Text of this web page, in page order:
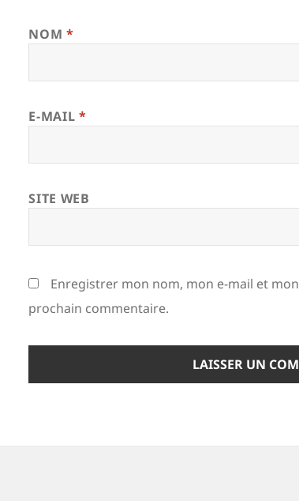
NOM *
E-MAIL *
SITE WEB
Enregistrer mon nom, mon e-mail et
prochain commentaire.